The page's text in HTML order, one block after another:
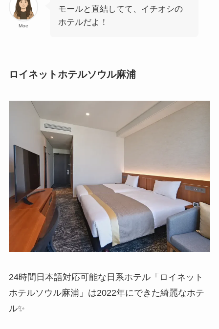
Moe
モールと直結してて、イチオシの
ホテルだよ！
ロイネットホテルソウル麻浦
24時間日本語対応可能な日系ホテル「ロイネット
ホテルソウル麻浦」は2022年にできた綺麗なホテ
ル✨